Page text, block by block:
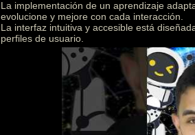
La implementación de un aprendizaje
evolucione y mejore con cada interacción.
La interfaz intuitiva y accesible está
perfiles de usuario.